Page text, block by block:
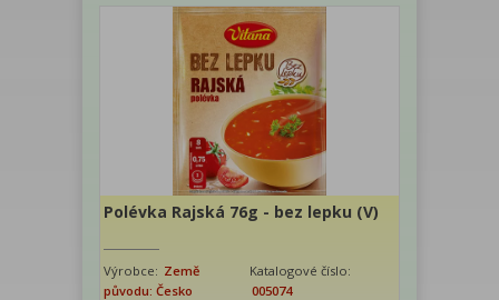
Polévka Rajská 76g - bez lepku (V)
Výrobce: Země
původu: Česko
Katalogové číslo:
005074